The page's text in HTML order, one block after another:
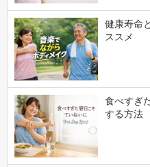
健康寿命
ススメ
食べすぎ
する方法